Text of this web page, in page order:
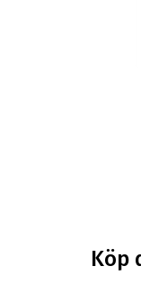
Köp